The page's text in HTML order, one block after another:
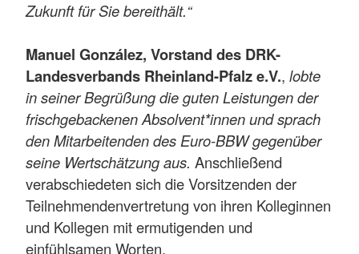
Zukunft für Sie bereithält.“
Manuel González, Vorstand des DRK-
Landesverbands Rheinland-Pfalz e.V., lobte
in seiner Begrüßung die guten Leistungen der
frischgebackenen Absolvent*innen und sprach
den Mitarbeitenden des Euro-BBW gegenüber
seine Wertschätzung aus. Anschließend
verabschiedeten sich die Vorsitzenden der
Teilnehmendenvertretung von ihren Kolleginnen
und Kollegen mit ermutigenden und
einfühlsamen Worten.